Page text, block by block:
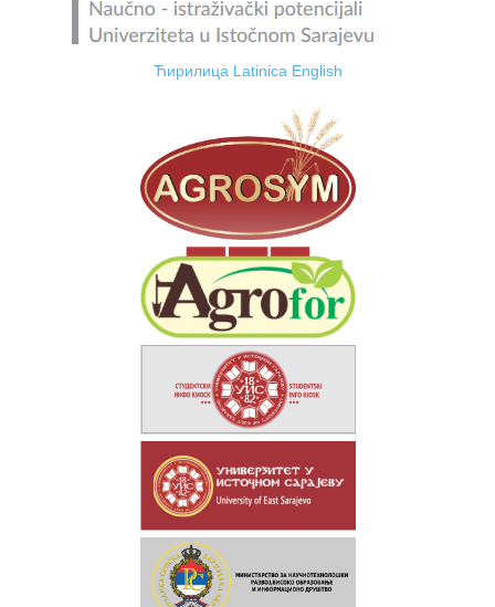
Ћирилица Latinica English